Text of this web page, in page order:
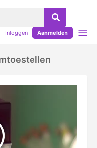
Inloggen Aanmelden